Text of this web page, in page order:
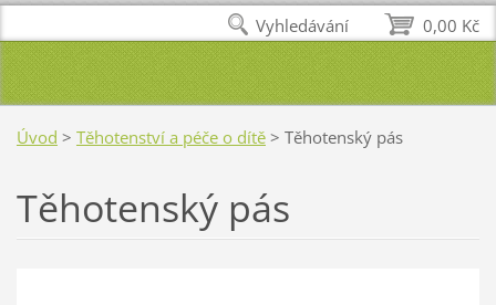
Úvod > Těhotenství a péče o dítě > Těhotenský pás
Těhotenský pás
0,00 Kč
Vyhledávání